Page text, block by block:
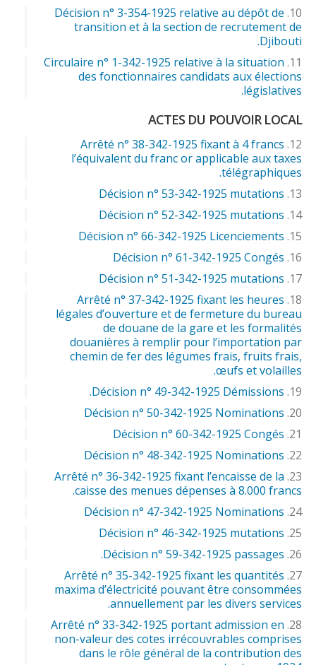
Décision n° 3-354-1925 relative au dépôt de
transition et à la section de recrutement de
Djibouti.
Circulaire n° 1-342-1925 relative à la situation
des fonctionnaires candidats aux élections
législatives.
ACTES DU POUVOIR LOCAL
Arrêté n° 38-342-1925 fixant à 4 francs
l’équivalent du franc or applicable aux taxes
télégraphiques.
Décision n° 53-342-1925 mutations
Décision n° 52-342-1925 mutations
Décision n° 66-342-1925 Licenciements
Décision n° 61-342-1925 Congés
Décision n° 51-342-1925 mutations
Arrêté n° 37-342-1925 fixant les heures
légales d’ouverture et de fermeture du bureau
de douane de la gare et les formalités
douanières à remplir pour l’importation par
chemin de fer des légumes frais, fruits frais,
œufs et volailles.
Décision n° 49-342-1925 Démissions.
Décision n° 50-342-1925 Nominations
Décision n° 60-342-1925 Congés
Décision n° 48-342-1925 Nominations
Arrêté n° 36-342-1925 fixant l’encaisse de la
caisse des menues dépenses à 8.000 francs.
Décision n° 47-342-1925 Nominations
Décision n° 46-342-1925 mutations
Décision n° 59-342-1925 passages.
Arrêté n° 35-342-1925 fixant les quantités
maxima d’électricité pouvant être consommées
annuellement par les divers services.
Arrêté n° 33-342-1925 portant admission en
non-valeur des cotes irrécouvrables comprises
dans le rôle général de la contribution des